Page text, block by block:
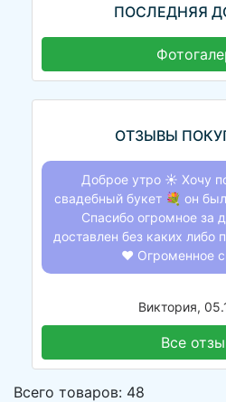
ПОСЛЕДНЯЯ
ОТЗЫВЫ
Доброе утро ☀️ Хочу
свадебный букет 💐 он
Спасибо огромное за
доставлен без каких
❤️ Огроменное
Виктория,
Все
Всего товаров: 48